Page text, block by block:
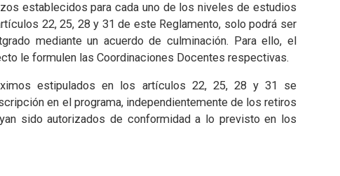
establecidos para cada uno de los niveles de estudios
22, 25, 28 y 31 de este Reglamento, solo podrá ser
mediante un acuerdo de culminación. Para ello, el
le formulen las Coordinaciones Docentes respectivas.
estipulados en los artículos 22, 25, 28 y 31 se
en el programa, independientemente de los retiros
sido autorizados de conformidad a lo previsto en los